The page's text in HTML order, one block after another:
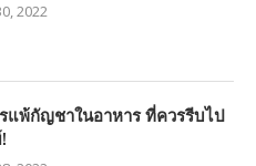
2022
แพ้กัญชาในอาหาร ที่ควรรีบไป